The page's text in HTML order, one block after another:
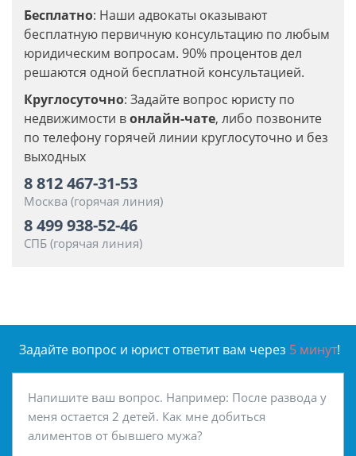
Бесплатно: Наши адвокаты оказывают
бесплатную первичную консультацию по любым
юридическим вопросам. 90% процентов дел
решаются одной бесплатной консультацией.
Круглосуточно: Задайте вопрос юристу по
недвижимости вонлайн-чате, либо позвоните
по телефону горячей линии круглосуточно и без
выходных
8 812 467-31-53
Москва (горячая линия)
8 499 938-52-46
СПБ (горячая линия)
Задайте вопрос и юрист ответит вам через 5 минут!